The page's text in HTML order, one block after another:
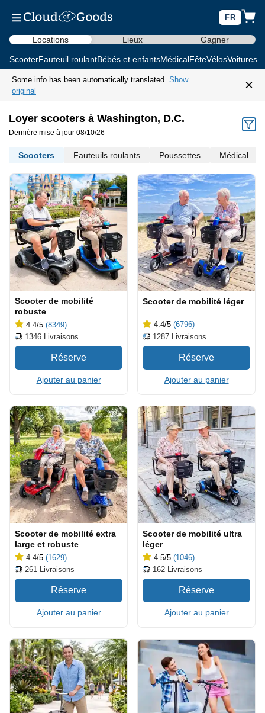
FR
Locations Lieux Gagner
ScooterFauteuil roulantBébés et enfantsMédicalFêteVélosVoitures
Some info has been automatically translated. Show
original
×
Loyer scooters à Washington, D.C.
Dernière mise à jour 08/10/26
Scooters Fauteuils roulants Poussettes Médical
Scooter de mobilité
robuste
4.4/5 (8349)
1346 Livraisons
Ajouter au panier
Scooter de mobilité léger
4.4/5 (6796)
1287 Livraisons
Ajouter au panier
Scooter de mobilité extra
large et robuste
4.4/5 (1629)
261 Livraisons
Ajouter au panier
Scooter de mobilité ultra
léger
4.5/5 (1046)
162 Livraisons
Ajouter au panier